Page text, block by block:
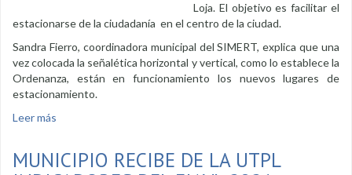
Loja. El objetivo es facilitar el
estacionarse de la ciudadanía en el centro de la ciudad.
Sandra Fierro, coordinadora municipal del SIMERT, explica que una
vez colocada la señalética horizontal y vertical, como lo establece la
Ordenanza, están en funcionamiento los nuevos lugares de
estacionamiento.
Leer más
MUNICIPIO RECIBE DE LA UTPL